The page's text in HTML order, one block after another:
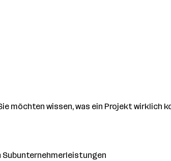
möchten wissen, was ein Projekt wirklich
Subunternehmerleistungen